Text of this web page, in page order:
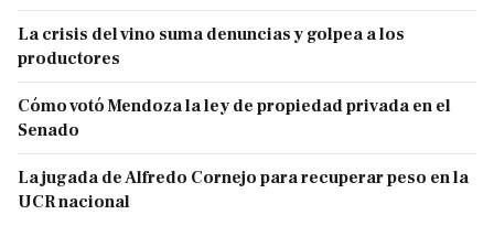
La crisis del vino suma denuncias y golpea a los
productores
Cómo votó Mendoza la ley de propiedad privada en el
Senado
La jugada de Alfredo Cornejo para recuperar peso en la
UCR nacional